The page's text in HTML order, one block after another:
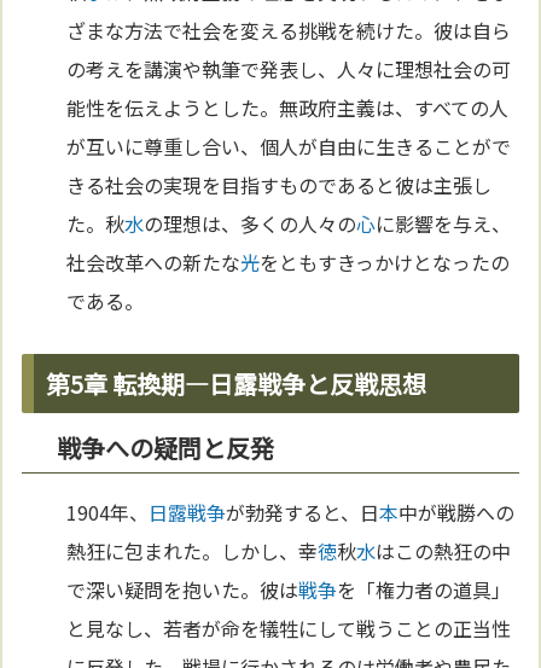
ざまな方法で社会を変える挑戦を続けた。彼は自ら
の考えを講演や執筆で発表し、人々に理想社会の可
能性を伝えようとした。無政府主義は、すべての人
が互いに尊重し合い、個人が自由に生きることがで
きる社会の実現を目指すものであると彼は主張し
た。秋水の理想は、多くの人々の心に影響を与え、
社会改革への新たな光をともすきっかけとなったの
である。
第5章 転換期―日露戦争と反戦思想
戦争への疑問と反発
1904年、 日露戦争が勃発すると、日本中が戦勝への
熱狂に包まれた。しかし、幸徳秋水はこの熱狂の中
で深い疑問を抱いた。彼は戦争を「権力者の道具」
と見なし、若者が命を犠牲にして戦うことの正当性